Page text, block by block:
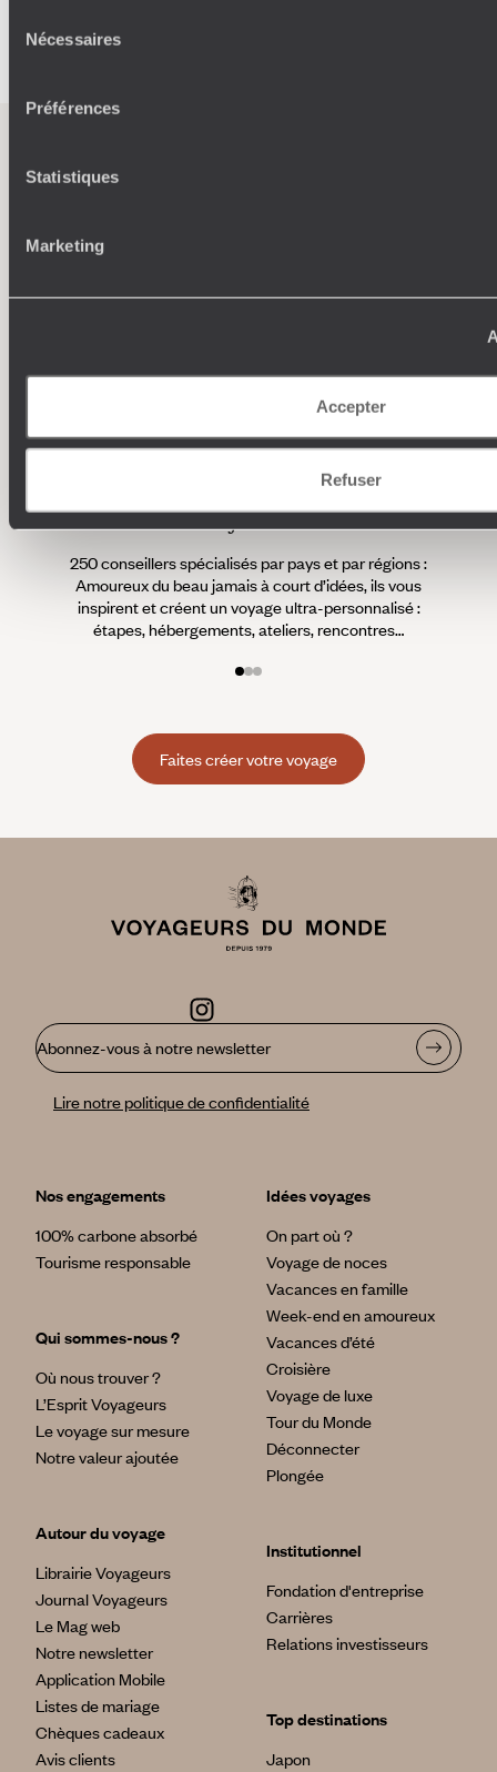
Nécessaires
Préférences
Statistiques
Marketing
Accepter
Refuser
L’esprit
Où je veux
250 conseillers spécialisés par pays et par régions :
Amoureux du beau jamais à court d’idées, ils vous
inspirent et créent un voyage ultra-personnalisé :
étapes, hébergements, ateliers, rencontres…
Faites créer votre voyage
Abonnez-vous à notre newsletter
Lire notre politique de confidentialité
Nos engagements
100% carbone absorbé
Tourisme responsable
Qui sommes-nous ?
Où nous trouver ?
L’Esprit Voyageurs
Le voyage sur mesure
Notre valeur ajoutée
Autour du voyage
Librairie Voyageurs
Journal Voyageurs
Le Mag web
Notre newsletter
Application Mobile
Listes de mariage
Chèques cadeaux
Avis clients
Idées voyages
On part où ?
Voyage de noces
Vacances en famille
Week-end en amoureux
Vacances d’été
Croisière
Voyage de luxe
Tour du Monde
Déconnecter
Plongée
Institutionnel
Fondation d'entreprise
Carrières
Relations investisseurs
Top destinations
Japon